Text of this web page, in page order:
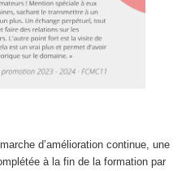
d’amélioration continue, une
à la fin de la formation par